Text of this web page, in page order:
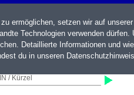
/ Kürzel
ermöglichen, setzen wir auf
Technologien verwenden
Detaillierte Informationen und
du in unseren